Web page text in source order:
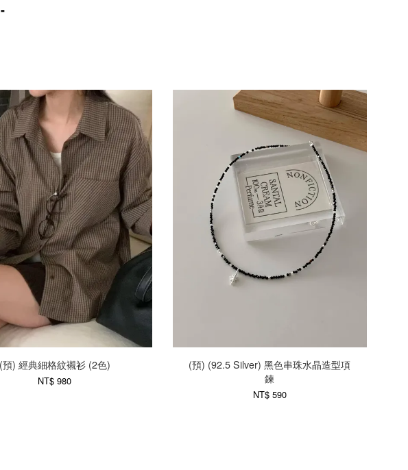
(預) 經典細格紋襯衫 (2色)
NT$ 980
(預) (92.5 Silver) 黑色串珠水晶造型項
鍊
NT$ 590